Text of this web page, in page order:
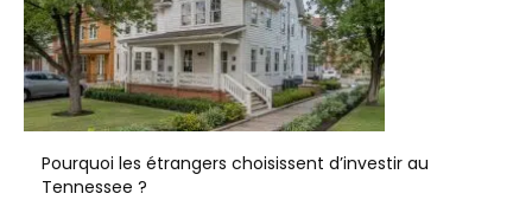
Pourquoi les étrangers choisissent d’investir au
Tennessee ?